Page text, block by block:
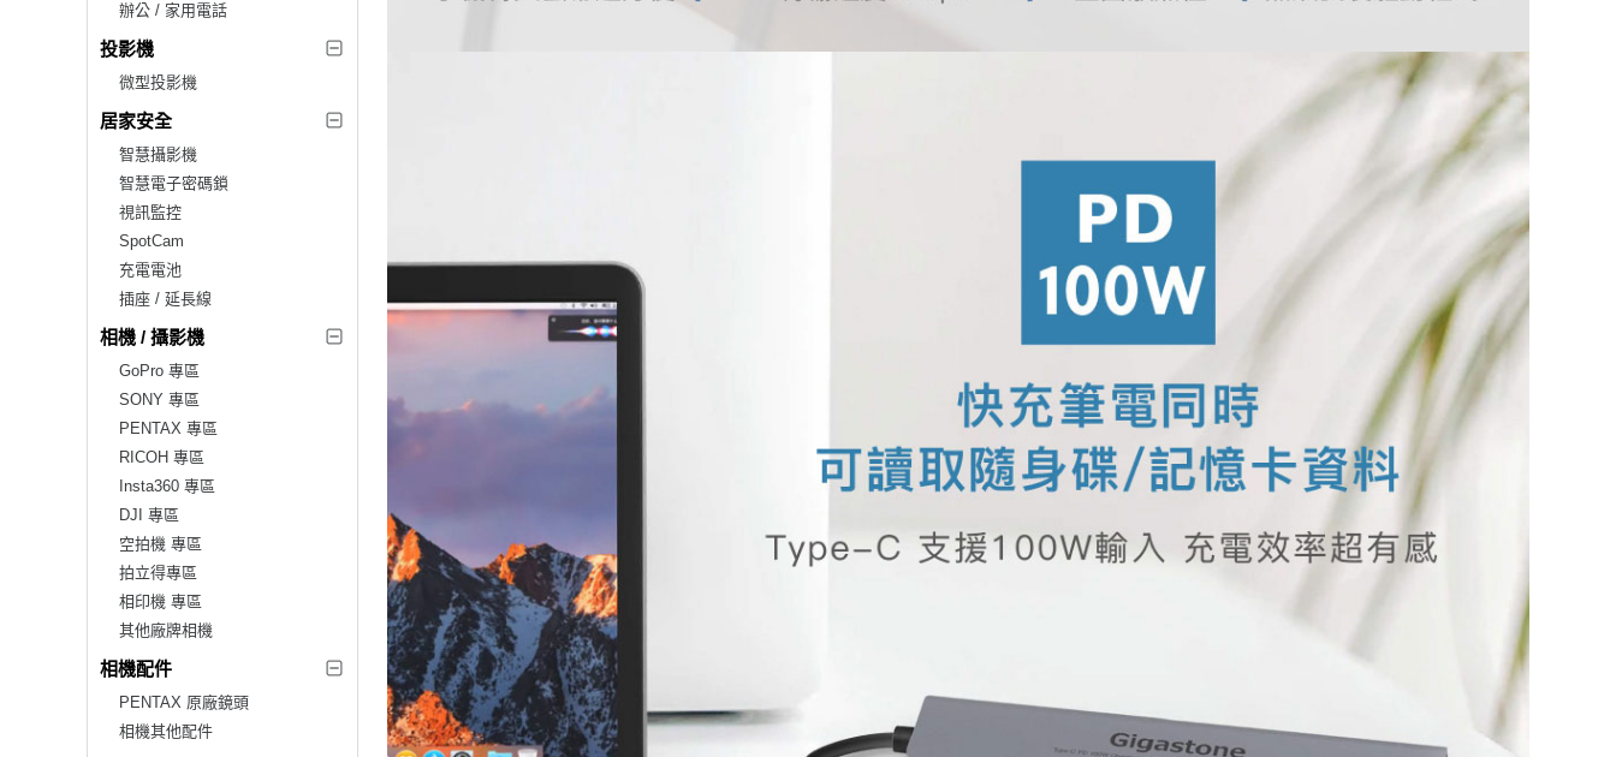
辦公 / 家用電話
投影機
微型投影機
居家安全
智慧攝影機
智慧電子密碼鎖
視訊監控
SpotCam
充電電池
插座 / 延長線
相機 / 攝影機
GoPro 專區
SONY 專區
PENTAX 專區
RICOH 專區
Insta360 專區
DJI 專區
空拍機 專區
拍立得專區
相印機 專區
其他廠牌相機
相機配件
PENTAX 原廠鏡頭
相機其他配件